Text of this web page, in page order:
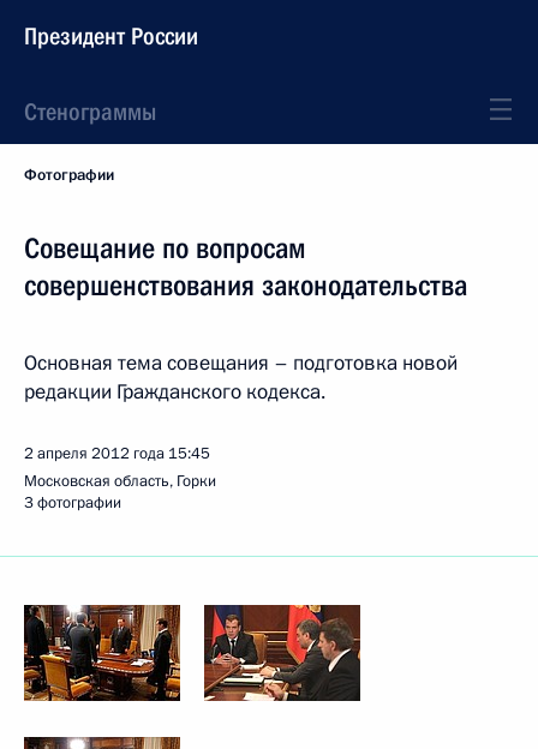
Президент России
Стенограммы
Фотографии
Совещание по вопросам
совершенствования законодательства
Основная тема совещания – подготовка новой
редакции Гражданского кодекса.
2 апреля 2012 года 15:45
Московская область, Горки
3 фотографии